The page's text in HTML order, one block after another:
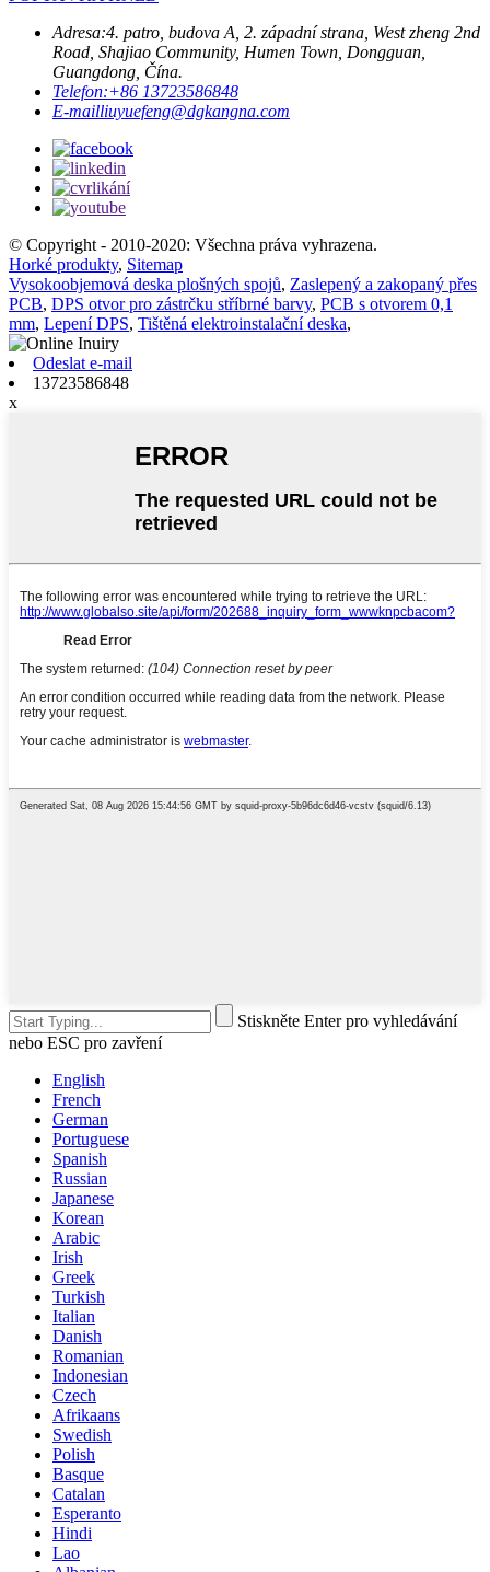
Adresa:4. patro, budova A, 2. západní strana, West zheng 2nd
Road, Shajiao Community, Humen Town, Dongguan,
Guangdong, Čína.
Telefon:+86 13723586848
E-mailliuyuefeng@dgkangna.com
© Copyright - 2010-2020: Všechna práva vyhrazena.
Horké produkty, Sitemap
Vysokoobjemová deska plošných spojů, Zaslepený a zakopaný přes
PCB, DPS otvor pro zástrčku stříbrné barvy, PCB s otvorem 0,1
mm, Lepení DPS, Tištěná elektroinstalační deska,
Odeslat e-mail
13723586848
x
Stiskněte Enter pro vyhledávání
nebo ESC pro zavření
English
French
German
Portuguese
Spanish
Russian
Japanese
Korean
Arabic
Irish
Greek
Turkish
Italian
Danish
Romanian
Indonesian
Czech
Afrikaans
Swedish
Polish
Basque
Catalan
Esperanto
Hindi
Lao